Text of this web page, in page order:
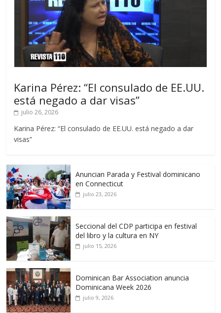
Karina Pérez: “El consulado de EE.UU.
está negado a dar visas”
julio 26, 2026
Karina Pérez: “El consulado de EE.UU. está negado a dar
visas”
Anuncian Parada y Festival dominicano
en Connecticut
julio 23, 2026
Seccional del CDP participa en festival
del libro y la cultura en NY
julio 15, 2026
Dominican Bar Association anuncia
Dominicana Week 2026
julio 9, 2026